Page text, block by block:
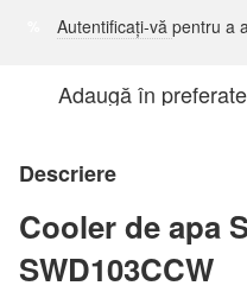
Autentificați-vă pentru a
Adaugă în preferate
Descriere
Cooler de apa
SWD103CCW